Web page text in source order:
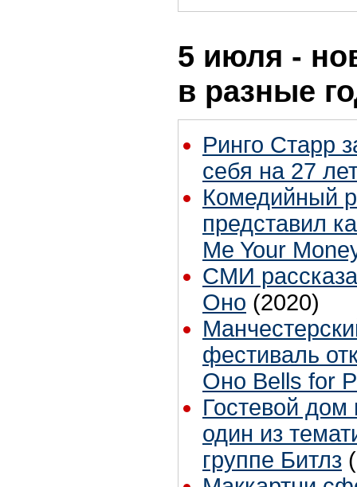
5 июля -
в разные
Ринго Старр
себя на 27
Комедийный
представил
Me Your
СМИ
Оно (2020)
фестиваль
Оно Bells for
Гостевой
один из
группе Битлз